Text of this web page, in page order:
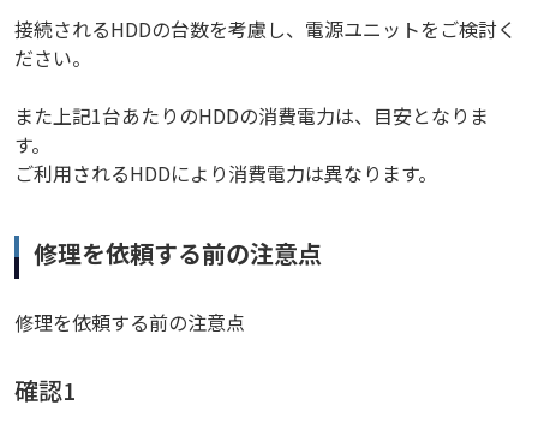
接続されるHDDの台数を考慮し、電源ユニットをご検討く
ださい。
また上記1台あたりのHDDの消費電力は、目安となりま
す。
ご利用されるHDDにより消費電力は異なります。
修理を依頼する前の注意点
修理を依頼する前の注意点
確認1